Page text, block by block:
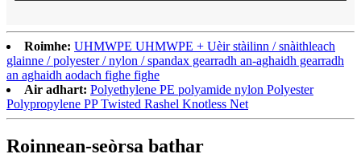
Roimhe: UHMWPE UHMWPE + Uèir stàilinn / snàithleach
glainne / polyester / nylon / spandax gearradh an-aghaidh gearradh
an aghaidh aodach fighe fighe
Air adhart: Polyethylene PE polyamide nylon Polyester
Polypropylene PP Twisted Rashel Knotless Net
Roinnean-seòrsa bathar